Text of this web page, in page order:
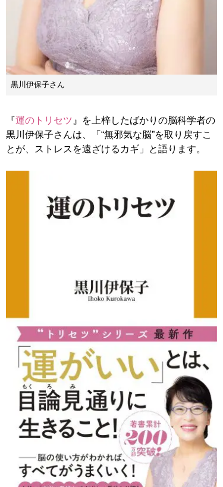
黒川伊保子さん
『運のトリセツ 』を上梓したばかりの脳科学者の
黒川伊保子さんは、「“無邪気な脳”を取り戻すこ
とが、ストレスを遠ざけるカギ」と語ります。